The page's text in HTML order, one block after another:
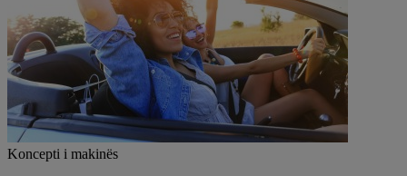
Koncepti i makinës